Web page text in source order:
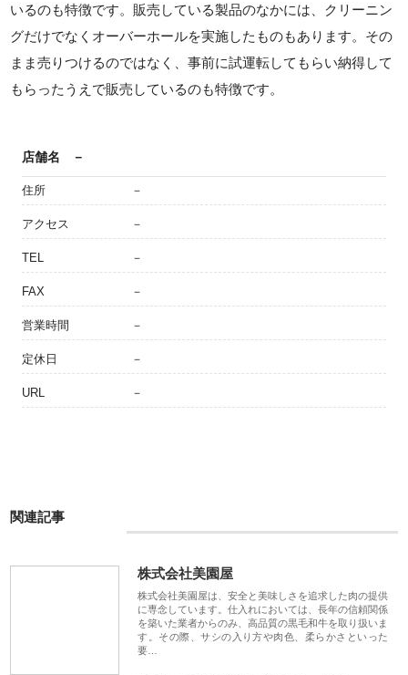
いるのも特徴です。販売している製品のなかには、クリーニン
グだけでなくオーバーホールを実施したものもあります。その
まま売りつけるのではなく、事前に試運転してもらい納得して
もらったうえで販売しているのも特徴です。
店舗名 －
住所 －
アクセス －
TEL －
FAX －
営業時間 －
定休日 －
URL －
関連記事
株式会社美園屋
株式会社美園屋は、安全と美味しさを追求した肉の提供
に専念しています。仕入れにおいては、長年の信頼関係
を築いた業者からのみ、高品質の黒毛和牛を取り扱いま
す。その際、サシの入り方や肉色、柔らかさといった
要…